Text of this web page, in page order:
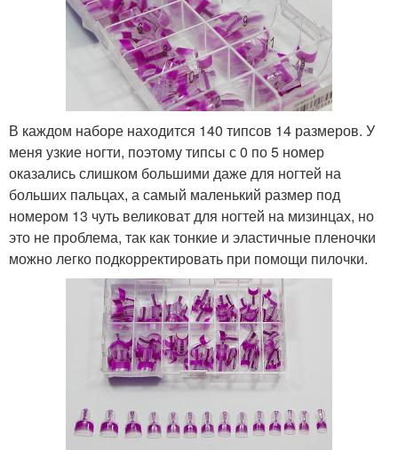
В каждом наборе находится 140 типсов 14 размеров. У
меня узкие ногти, поэтому типсы с 0 по 5 номер
оказались слишком большими даже для ногтей на
больших пальцах, а самый маленький размер под
номером 13 чуть великоват для ногтей на мизинцах, но
это не проблема, так как тонкие и эластичные пленочки
можно легко подкорректировать при помощи пилочки.